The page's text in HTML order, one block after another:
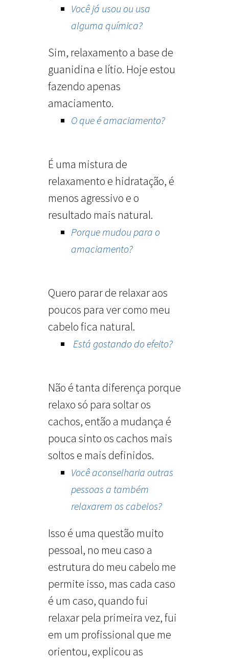
Você já usou ou usa
alguma química?
Sim, relaxamento a base de
guanidina e lítio. Hoje estou
fazendo apenas
amaciamento.
O que é amaciamento?
É uma mistura de
relaxamento e hidratação, é
menos agressivo e o
resultado mais natural.
Porque mudou para o
amaciamento?
Quero parar de relaxar aos
poucos para ver como meu
cabelo fica natural.
Está gostando do efeito?
Não é tanta diferença porque
relaxo só para soltar os
cachos, então a mudança é
pouca sinto os cachos mais
soltos e mais definidos.
Você aconselharia outras
pessoas a também
relaxarem os cabelos?
Isso é uma questão muito
pessoal, no meu caso a
estrutura do meu cabelo me
permite isso, mas cada caso
é um caso, quando fui
relaxar pela primeira vez, fui
em um profissional que me
orientou, explicou as